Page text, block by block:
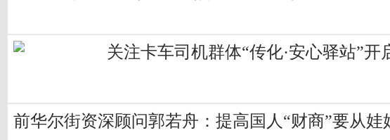
关注卡车司机群体“传化·安心驿站”
前华尔街资深顾问郭若舟：提高国人“财商”要从娃